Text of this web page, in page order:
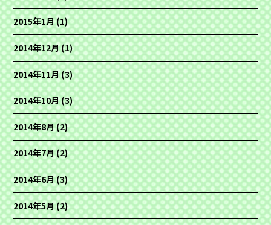
2015年1月(1)
2014年12月(1)
2014年11月(3)
2014年10月(3)
2014年8月(2)
2014年7月(2)
2014年6月(3)
2014年5月(2)